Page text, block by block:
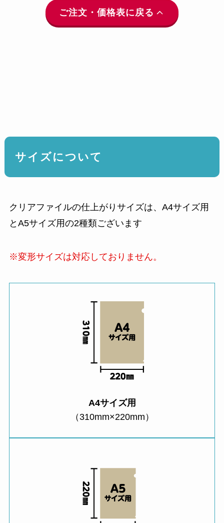
ご注文・価格表に戻る
サイズについて
クリアファイルの仕上がりサイズは、A4サイズ用
とA5サイズ用の2種類ございます
※変形サイズは対応しておりません。
A4サイズ用
（310mm×220mm）